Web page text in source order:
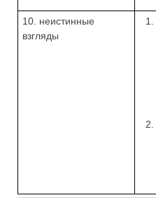
10. неистинные
взгляды